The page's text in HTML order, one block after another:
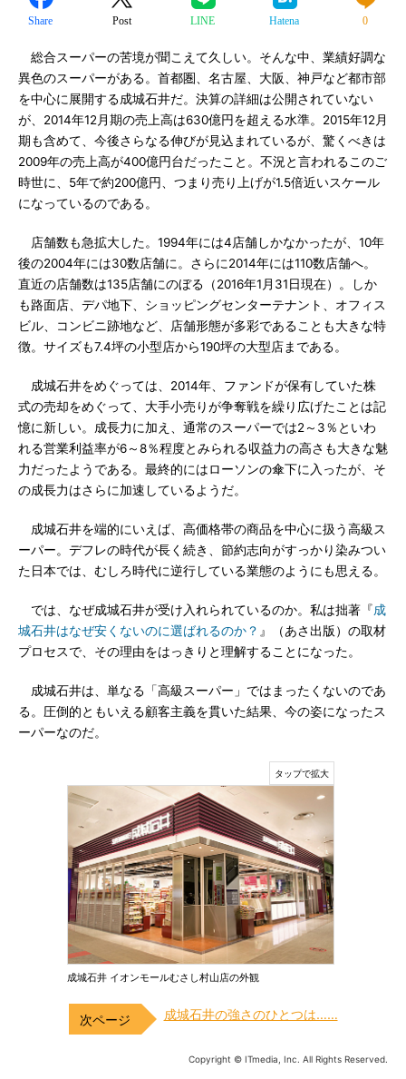
Share Post LINE Hatena 0
総合スーパーの苦境が聞こえて久しい。そんな中、業績好調な
異色のスーパーがある。首都圏、名古屋、大阪、神戸など都市部
を中心に展開する成城石井だ。決算の詳細は公開されていない
が、2014年12月期の売上高は630億円を超える水準。2015年12月
期も含めて、今後さらなる伸びが見込まれているが、驚くべきは
2009年の売上高が400億円台だったこと。不況と言われるこのご
時世に、5年で約200億円、つまり売り上げが1.5倍近いスケール
になっているのである。
店舗数も急拡大した。1994年には4店舗しかなかったが、10年
後の2004年には30数店舗に。さらに2014年には110数店舗へ。
直近の店舗数は135店舗にのぼる（2016年1月31日現在）。しか
も路面店、デパ地下、ショッピングセンターテナント、オフィス
ビル、コンビニ跡地など、店舗形態が多彩であることも大きな特
徴。サイズも7.4坪の小型店から190坪の大型店まである。
成城石井をめぐっては、2014年、ファンドが保有していた株
式の売却をめぐって、大手小売りが争奪戦を繰り広げたことは記
憶に新しい。成長力に加え、通常のスーパーでは2～3％といわ
れる営業利益率が6～8％程度とみられる収益力の高さも大きな魅
力だったようである。最終的にはローソンの傘下に入ったが、そ
の成長力はさらに加速しているようだ。
成城石井を端的にいえば、高価格帯の商品を中心に扱う高級ス
ーパー。デフレの時代が長く続き、節約志向がすっかり染みつい
た日本では、むしろ時代に逆行している業態のようにも思える。
では、なぜ成城石井が受け入れられているのか。私は拙著『成
城石井はなぜ安くないのに選ばれるのか？ 』（あさ出版）の取材
プロセスで、その理由をはっきりと理解することになった。
成城石井は、単なる「高級スーパー」ではまったくないのであ
る。圧倒的ともいえる顧客主義を貫いた結果、今の姿になったス
ーパーなのだ。
成城石井 イオンモールむさし村山店の外観
成城石井の強さのひとつは……
Copyright © ITmedia, Inc. All Rights Reserved.